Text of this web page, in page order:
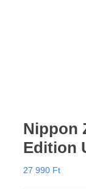
Nippon
Edition
27 990 Ft